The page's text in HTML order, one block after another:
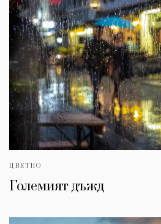
ЦВЕТНО
Големият дъжд